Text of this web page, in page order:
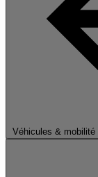
Véhicules & mobilité